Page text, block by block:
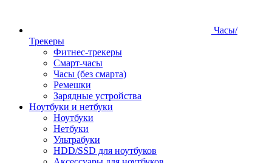
Часы/
Трекеры
Фитнес-трекеры
Смарт-часы
Часы (без смарта)
Ремешки
Зарядные устройства
Ноутбуки и нетбуки
Ноутбуки
Нетбуки
Ультрабуки
HDD/SSD для ноутбуков